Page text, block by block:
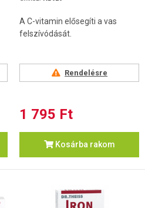
A C-vitamin elősegíti a vas
felszívódását.
Rendelésre
1 795 Ft
Kosárba rakom